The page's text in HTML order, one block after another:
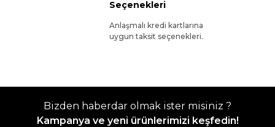
Seçenekleri
Anlaşmalı kredi kartlarına
uygun taksit seçenekleri.
Bizden haberdar olmak ister misiniz ?
Kampanya ve yeni ürünlerimizi keşfedin!